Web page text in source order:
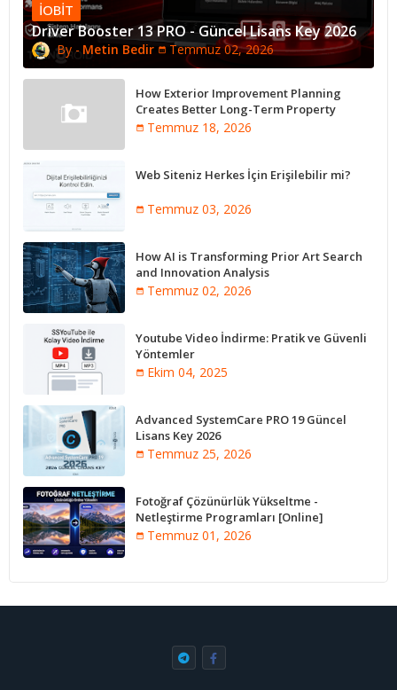
IOBIT
Driver Booster 13 PRO - Güncel Lisans Key 2026
Metin Bedir Temmuz 02, 2026
How Exterior Improvement Planning
Creates Better Long-Term Property
Performance
Temmuz 18, 2026
Web Siteniz Herkes İçin Erişilebilir mi?
Temmuz 03, 2026
How AI is Transforming Prior Art Search
and Innovation Analysis
Temmuz 02, 2026
Youtube Video İndirme: Pratik ve Güvenli
Yöntemler
Ekim 04, 2025
Advanced SystemCare PRO 19 Güncel
Lisans Key 2026
Temmuz 25, 2026
Fotoğraf Çözünürlük Yükseltme -
Netleştirme Programları [Online]
Temmuz 01, 2026